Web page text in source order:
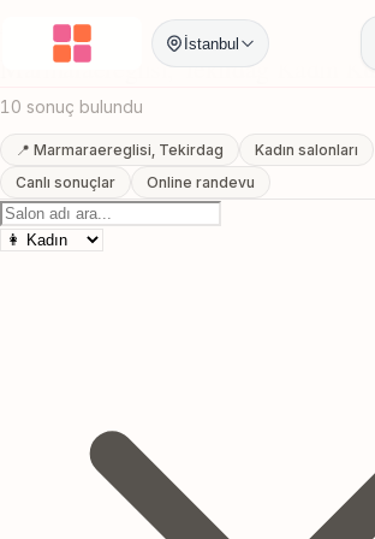
İstanbul
Anasayfa / Tekirdag / Marmaraereglisi
Marmaraereglisi, Tekirdag Kadın
10 sonuç bulundu
📍 Marmaraereglisi, Tekirdag
Kadın salonları
Canlı sonuçlar
Online randevu